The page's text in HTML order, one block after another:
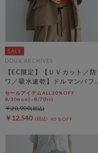
DOUX ARCHIVES
【EC限定】【ＵＶカット／防
ワ／吸水速乾】ドルマンパフ
ャケット
セールアイテムALL10%OFF
8/3(mon)~8/7(fri)
￥12,540 40％OFF
￥20,900